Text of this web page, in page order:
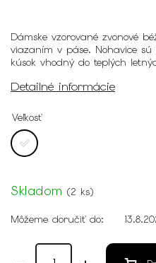
Dámske vzorované zvonové
viazaním v páse. Nohavice
kúsok vhodný do teplých
Detailné informácie
Veľkosť
Skladom (2 ks)
Môžeme doručiť do: